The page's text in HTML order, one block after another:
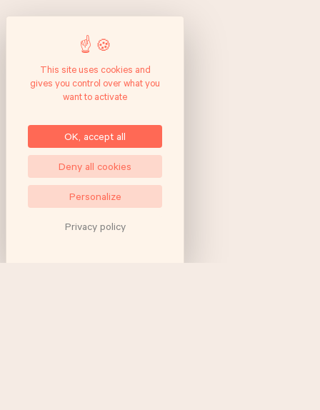
This site uses cookies and
gives you control over what you
want to activate
OK, accept all
Deny all cookies
Personalize
Privacy policy